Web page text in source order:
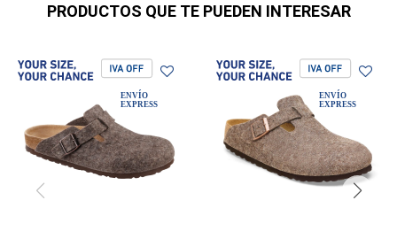
PRODUCTOS QUE TE PUEDEN INTERESAR